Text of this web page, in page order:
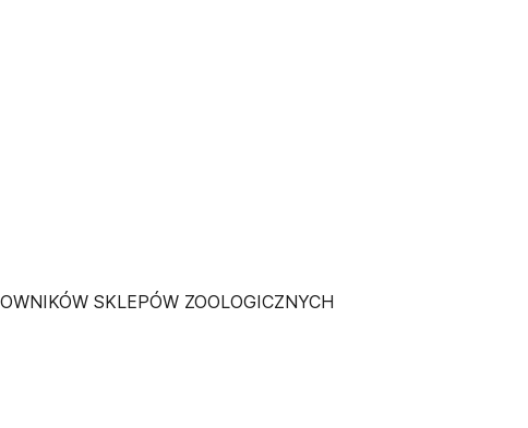
SKLEPÓW ZOOLOGICZNYCH